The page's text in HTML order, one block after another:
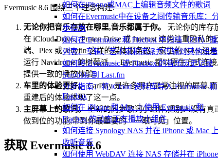
如何在iPhone或MAC上编辑音频文件的歌词
如何在Evermusic中在设备之间传输音乐库：
步指南
如何在 Evermusic 和 Flacbox 中归档（ZIP）
列表、专辑、艺术家和流派并传输到其他设备
如何将 Evermusic 或 Flacbox 的音乐历史记录
Scrobble 到 Last.fm
分步指南：将 iCloud 资料库导入 Evermusic 和
Flacbox
如何在 iPhone 和 Mac 上使用 Evermusic 和
Flacbox 的动态正在播放小组件
如何连接 Synology NAS 并在 iPhone 或 Mac
收听音乐
如何使用 WebDAV 连接 NAS 存储并在 iPhone
Evermusic 8.6 围绕三个理念构建:
无论你把音乐存放在哪里,音乐都属于你。
无论你的库存
在 iCloud Drive、Proton Drive 或 Internxt 这类注重隐私的
端、Plex 或 Jellyfin 这样的媒体服务器、家里的 NAS,还是
运行 Navidrome 的树莓派 — Evermusic 都以原生方式连
提供一致的播放体验。
车里的体验更好。CarPlay 是许多用户最常注视的屏幕,而
重建后的体验体现了这一点。
主屏幕上的歌词。全新的同步歌词小组件,把别人没有真
做到位的功能,带到你最重要的「一眼可见」位置。
获取 Evermusic 8.6